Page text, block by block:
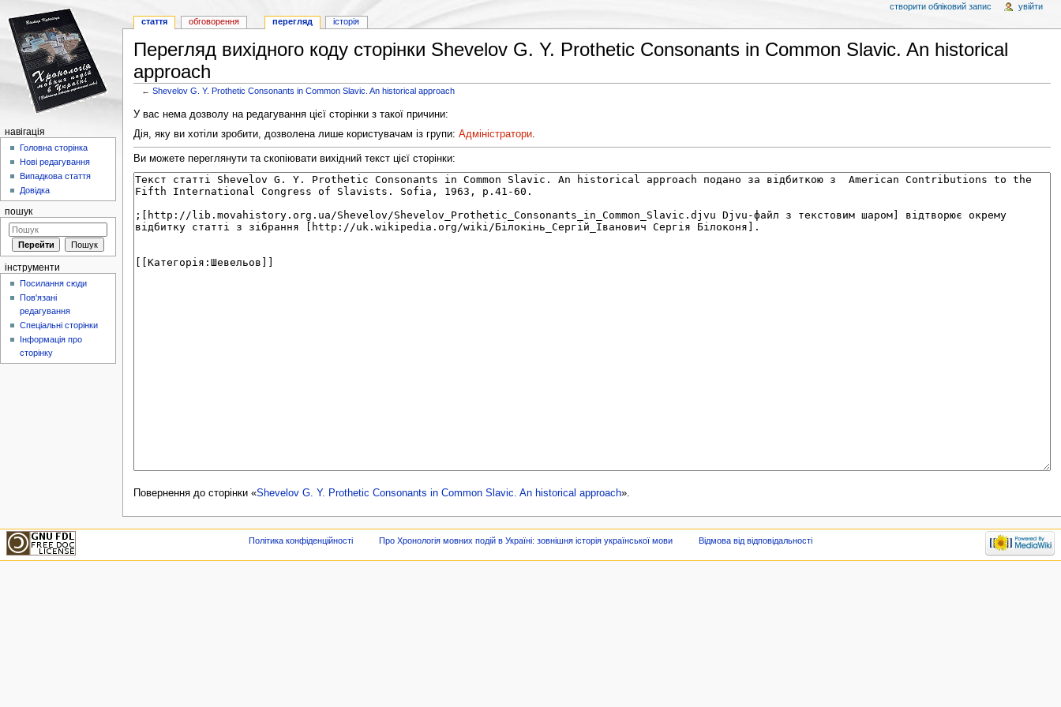
Перегляд вихідного коду сторінки Shevelov G. Y. Prothetic Consonants in Common Slavic. An historical
approach
←Shevelov G. Y. Prothetic Consonants in Common Slavic. An historical approach
У вас нема дозволу на редагування цієї сторінки з такої причини:
Дія, яку ви хотіли зробити, дозволена лише користувачам із групи: Адміністратори.
Ви можете переглянути та скопіювати вихідний текст цієї сторінки:
Повернення до сторінки «Shevelov G. Y. Prothetic Consonants in Common Slavic. An historical approach».
стаття обговорення перегляд історія
створити обліковий запис увійти
навігація
Головна сторінка
Нові редагування
Випадкова стаття
Довідка
пошук
інструменти
Посилання сюди
Пов'язані
редагування
Спеціальні сторінки
Інформація про
сторінку
Політика конфіденційності Про Хронологія мовних подій в Україні: зовнішня історія української мови Відмова від відповідальності